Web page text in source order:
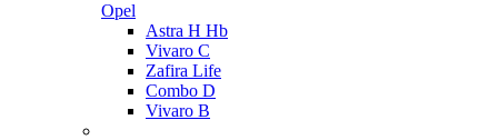
Opel
Astra H Hb
Vivaro C
Zafira Life
Combo D
Vivaro B